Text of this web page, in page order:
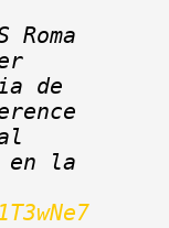
de
en la